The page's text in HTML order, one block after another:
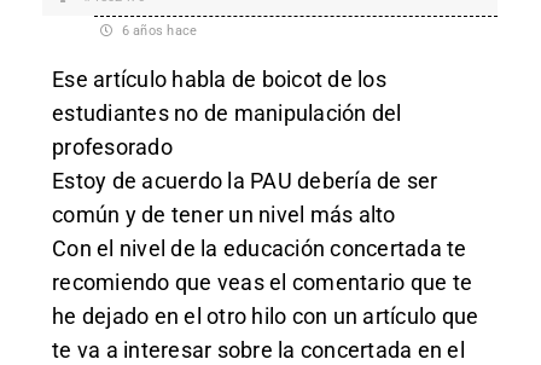
6 años hace
Ese artículo habla de boicot de los
estudiantes no de manipulación del
profesorado
Estoy de acuerdo la PAU debería de ser
común y de tener un nivel más alto
Con el nivel de la educación concertada te
recomiendo que veas el comentario que te
he dejado en el otro hilo con un artículo que
te va a interesar sobre la concertada en el